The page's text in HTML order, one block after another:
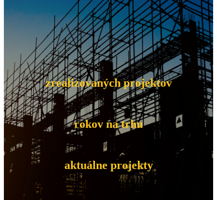
9
zrealizovaných projektov
rokov na trhu
3
aktuálne projekty